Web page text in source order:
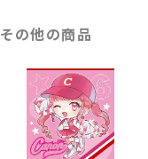
その他の商品